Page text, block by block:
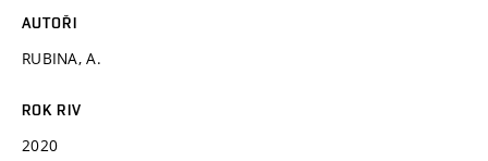
AUTOŘI
RUBINA, A.
ROK RIV
2020